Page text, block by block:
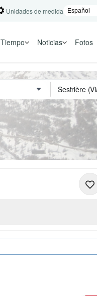
Unidades de medida
Tiempo Noticias Fotos